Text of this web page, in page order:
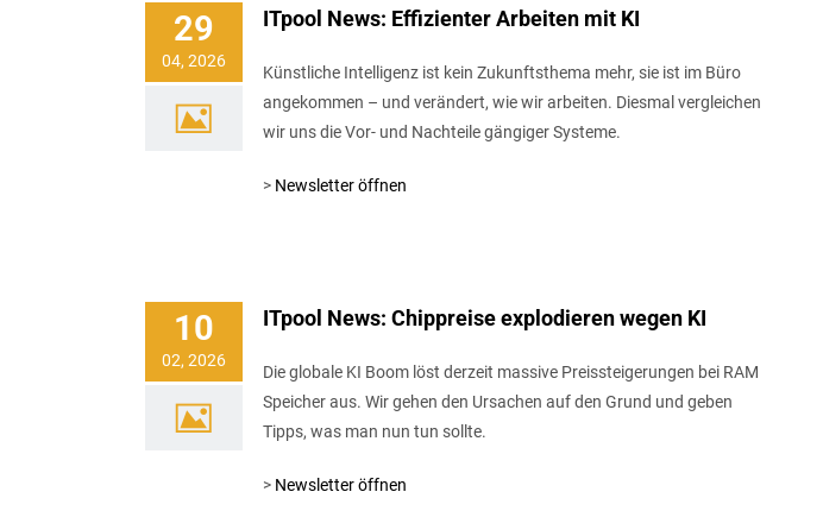
29
04, 2026
ITpool News: Effizienter Arbeiten mit KI
Künstliche Intelligenz ist kein Zukunftsthema mehr, sie ist im Büro
angekommen – und verändert, wie wir arbeiten. Diesmal vergleichen
wir uns die Vor- und Nachteile gängiger Systeme.
> Newsletter öffnen
10
02, 2026
ITpool News: Chippreise explodieren wegen KI
Die globale KI Boom löst derzeit massive Preissteigerungen bei RAM
Speicher aus. Wir gehen den Ursachen auf den Grund und geben
Tipps, was man nun tun sollte.
> Newsletter öffnen